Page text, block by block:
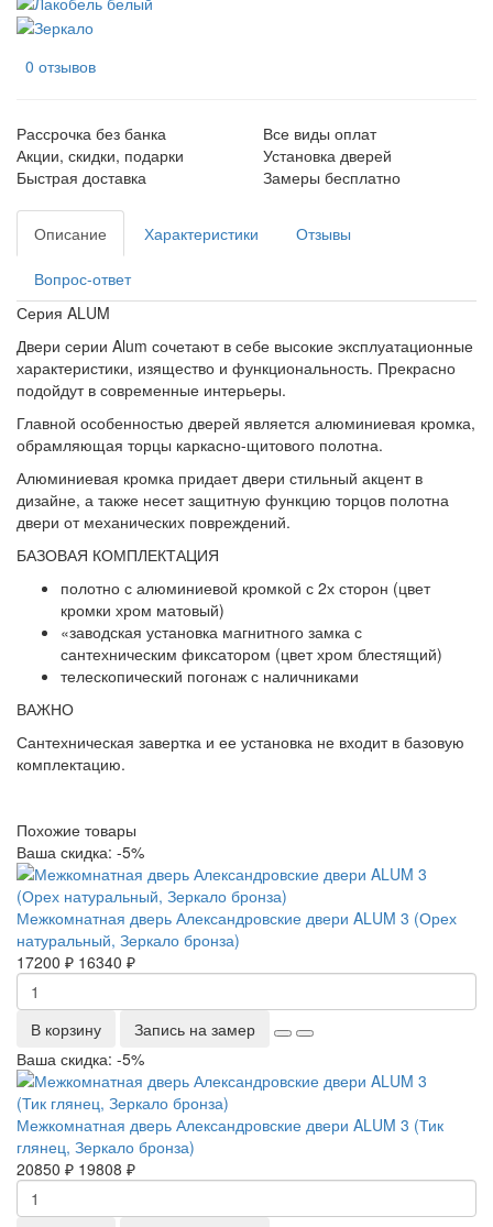
0 отзывов
Рассрочка без банка
Все виды оплат
Акции, скидки, подарки
Установка дверей
Быстрая доставка
Замеры бесплатно
Описание Характеристики Отзывы
Вопрос-ответ
Серия ALUM
Двери серии Alum сочетают в себе высокие эксплуатационные
характеристики, изящество и функциональность. Прекрасно
подойдут в современные интерьеры.
Главной особенностью дверей является алюминиевая кромка,
обрамляющая торцы каркасно-щитового полотна.
Алюминиевая кромка придает двери стильный акцент в
дизайне, а также несет защитную функцию торцов полотна
двери от механических повреждений.
БАЗОВАЯ КОМПЛЕКТАЦИЯ
полотно с алюминиевой кромкой с 2х сторон (цвет
кромки хром матовый)
«заводская установка магнитного замка с
сантехническим фиксатором (цвет хром блестящий)
телескопический погонаж с наличниками
ВАЖНО
Сантехническая завертка и ее установка не входит в базовую
комплектацию.
Похожие товары
Ваша скидка: -5%
Межкомнатная дверь Александровские двери ALUM 3 (Орех
натуральный, Зеркало бронза)
17200 ₽ 16340 ₽
В корзину
Запись на замер
Ваша скидка: -5%
Межкомнатная дверь Александровские двери ALUM 3 (Тик
глянец, Зеркало бронза)
20850 ₽ 19808 ₽